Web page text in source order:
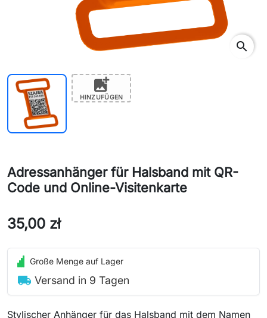
search
add_photo_alternate
HINZUFÜGEN
Adressanhänger für Halsband mit QR-
Code und Online-Visitenkarte
35,00 zł
Große Menge auf Lager
local_shipping Versand in 9 Tagen
Stylischer Anhänger für das Halsband mit dem Namen